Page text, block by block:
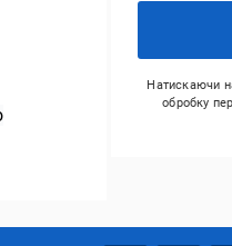
Натискаючи
обробку